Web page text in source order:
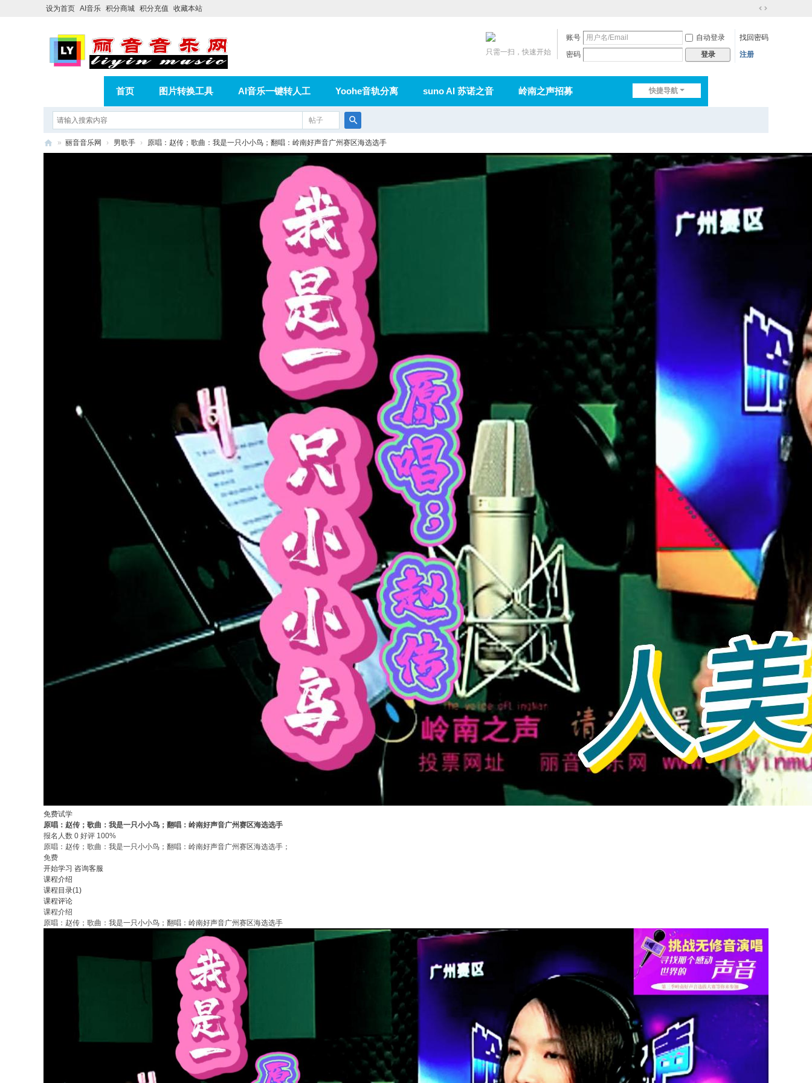
设为首页 AI音乐 积分商城 积分充值 收藏本站
到
账号 自动登录
找回密码
密码
登录 注册
只需一扫，快速开始
快捷导航
首页 图片转换工具 AI音乐一键转人工 Yoohe音轨分离 suno AI 苏诺之音 岭南之声招募
在线论坛
相册 分享 记录
帖子
搜
索
» 丽音音乐网 › 男歌手 › 原唱：赵传；歌曲：我是一只小小鸟；翻唱：岭南好声音广州赛区海选选手
免费试学
原唱：赵传；歌曲：我是一只小小鸟；翻唱：岭南好声音广州赛区海选选手
报名人数 0 好评 100%
原唱：赵传；歌曲：我是一只小小鸟；翻唱：岭南好声音广州赛区海选选手；
免费
开始学习 咨询客服
课程介绍
课程目录(1)
课程评论
课程介绍
原唱：赵传；歌曲：我是一只小小鸟；翻唱：岭南好声音广州赛区海选选手